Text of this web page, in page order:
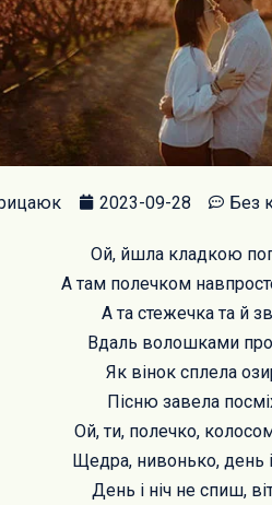
2023-09-28 Без
Ой, йшла кладкою
А там полечком
А та стежечка та й
Вдаль волошками
Як вінок сплела
Пісню завела
Ой, ти, полечко,
Щедра, нивонько, день
День і ніч не спиш,